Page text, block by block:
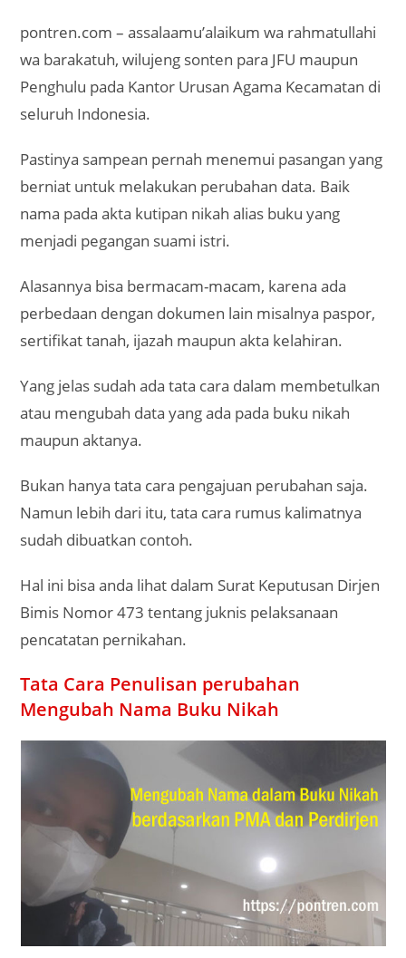
pontren.com – assalaamu’alaikum wa rahmatullahi
wa barakatuh, wilujeng sonten para JFU maupun
Penghulu pada Kantor Urusan Agama Kecamatan di
seluruh Indonesia.
Pastinya sampean pernah menemui pasangan yang
berniat untuk melakukan perubahan data. Baik
nama pada akta kutipan nikah alias buku yang
menjadi pegangan suami istri.
Alasannya bisa bermacam-macam, karena ada
perbedaan dengan dokumen lain misalnya paspor,
sertifikat tanah, ijazah maupun akta kelahiran.
Yang jelas sudah ada tata cara dalam membetulkan
atau mengubah data yang ada pada buku nikah
maupun aktanya.
Bukan hanya tata cara pengajuan perubahan saja.
Namun lebih dari itu, tata cara rumus kalimatnya
sudah dibuatkan contoh.
Hal ini bisa anda lihat dalam Surat Keputusan Dirjen
Bimis Nomor 473 tentang juknis pelaksanaan
pencatatan pernikahan.
Tata Cara Penulisan perubahan
Mengubah Nama Buku Nikah